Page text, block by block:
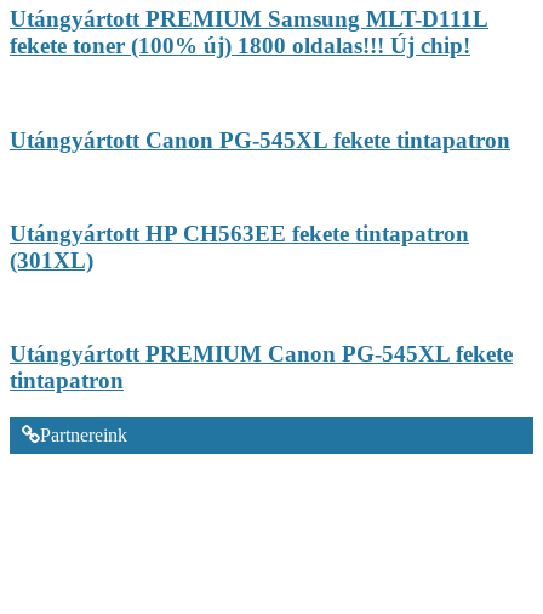
Utángyártott PREMIUM Samsung MLT-D111L
fekete toner (100% új) 1800 oldalas!!! Új chip!
Utángyártott Canon PG-545XL fekete tintapatron
Utángyártott HP CH563EE fekete tintapatron
(301XL)
Utángyártott PREMIUM Canon PG-545XL fekete
tintapatron
Partnereink